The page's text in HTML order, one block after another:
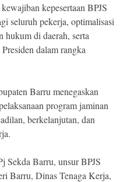
kepesertaan BPJS
seluruh pekerja, optimalisasi
hukum di daerah, serta
dalam rangka
Barru menegaskan
program jaminan
berkelanjutan, dan
Sekda Barru, unsur BPJS
Barru, Dinas Tenaga Kerja,